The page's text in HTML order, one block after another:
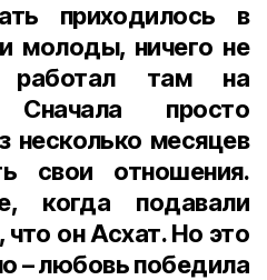
приходилось в
молоды, ничего не
работал там на
Сначала просто
несколько месяцев
свои отношения.
когда подавали
что он Асхат. Но это
– любовь победила